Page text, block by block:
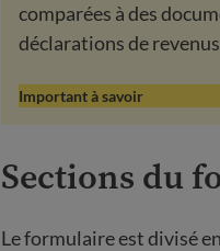
comparées à des
déclarations de
Important à savoir
Sections du
Le formulaire est divisé